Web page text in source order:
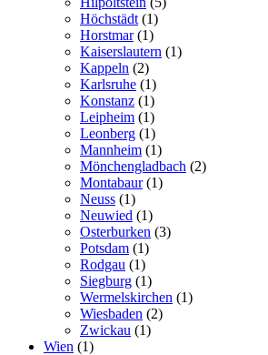
Höchstädt (1)
Horstmar(1)
Kaiserslautern (1)
Kappeln (2)
Karlsruhe (1)
Konstanz (1)
Leipheim (1)
Leonberg (1)
Mannheim (1)
Mönchengladbach (2)
Montabaur(1)
Neuss (1)
Neuwied (1)
Osterburken (3)
Potsdam (1)
Rodgau (1)
Siegburg (1)
Wermelskirchen (1)
Wiesbaden (2)
Zwickau (1)
Wien (1)